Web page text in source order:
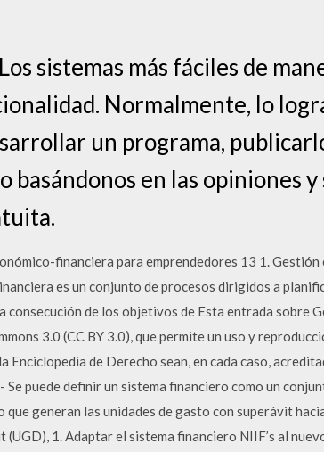
sistemas más fáciles de
Normalmente, lo
un programa,
en las opiniones y
financiera para emprendedores 13 1.
es un conjunto de procesos dirigidos a
de los objetivos de Esta entrada sobre
3.0 (CC BY 3.0), que permite un uso y
de Derecho sean, en cada caso,
puede definir un sistema financiero como un
que generan las unidades de gasto con superávit
1. Adaptar el sistema financiero NIIF’s al